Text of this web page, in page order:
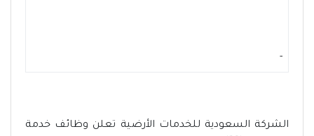
-
الشركة السعودية للخدمات الأرضية تعلن وظائف خدمة